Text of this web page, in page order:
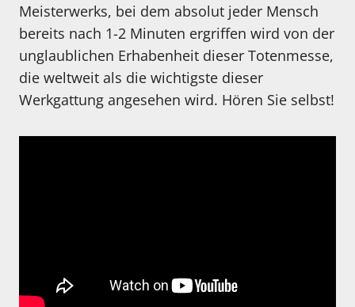
Meisterwerks, bei dem absolut jeder Mensch
bereits nach 1-2 Minuten ergriffen wird von der
unglaublichen Erhabenheit dieser Totenmesse,
die weltweit als die wichtigste dieser
Werkgattung angesehen wird. Hören Sie selbst!